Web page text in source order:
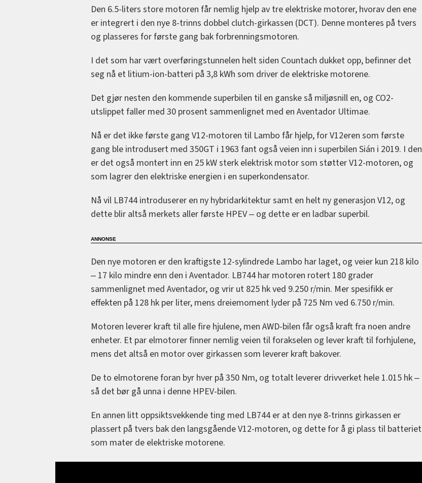
Den 6.5-liters store motoren får nemlig hjelp av tre elektriske motorer, hvorav den ene
er integrert i den nye 8-trinns dobbel clutch-girkassen (DCT). Denne monteres på tvers
og plasseres for første gang bak forbrenningsmotoren.
I det som har vært overføringstunnelen helt siden Countach dukket opp, befinner det
seg nå et litium-ion-batteri på 3,8 kWh som driver de elektriske motorene.
Det gjør nesten den kommende superbilen til en ganske så miljøsnill en, og CO2-
utslippet faller med 30 prosent sammenlignet med en Aventador Ultimae.
Nå er det ikke første gang V12-motoren til Lambo får hjelp, for V12eren som første
gang ble introdusert med 350GT i 1963 fant også veien inn i superbilen Sián i 2019. I den
er det også montert inn en 25 kW sterk elektrisk motor som støtter V12-motoren, og
som lagrer den elektriske energien i en superkondensator.
Nå vil LB744 introduserer en ny hybridarkitektur samt en helt ny generasjon V12, og
dette blir altså merkets aller første HPEV ‒ og dette er en ladbar superbil.
Den nye motoren er den kraftigste 12-sylindrede Lambo har laget, og veier kun 218 kilo
‒ 17 kilo mindre enn den i Aventador. LB744 har motoren rotert 180 grader
sammenlignet med Aventador, og vrir ut 825 hk ved 9.250 r/min. Mer spesifikk er
effekten på 128 hk per liter, mens dreiemoment lyder på 725 Nm ved 6.750 r/min.
Motoren leverer kraft til alle fire hjulene, men AWD-bilen får også kraft fra noen andre
enheter. Et par elmotorer finner nemlig veien til forakselen og lever kraft til forhjulene,
mens det altså en motor over girkassen som leverer kraft bakover.
De to elmotorene foran byr hver på 350 Nm, og totalt leverer drivverket hele 1.015 hk ‒
så det bør gå unna i denne HPEV-bilen.
En annen litt oppsiktsvekkende ting med LB744 er at den nye 8-trinns girkassen er
plassert på tvers bak den langsgående V12-motoren, og dette for å gi plass til batteriet
som mater de elektriske motorene.